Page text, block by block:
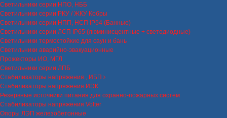
Светильники серии НПО, НББ
Светильники серии РКУ / ЖКУ Кобры
Светильники серии НПП, НСП IP54 (Банные)
Светильники серии ЛСП IP65 (люминисцентные + светодиодные)
Светильники термостойкие для саун и бань
Светильники аварийно-эвакуационные
Прожекторы ИО, МГЛ
Светильники серии ЛПБ
Стабилизаторы напряжения , ИБП
Стабилизаторы напряжения ИЭК
Резервные источники питания для охранно-пожарных систем
Стабилизаторы напряжения Volter
Опоры ЛЭП железобетонные